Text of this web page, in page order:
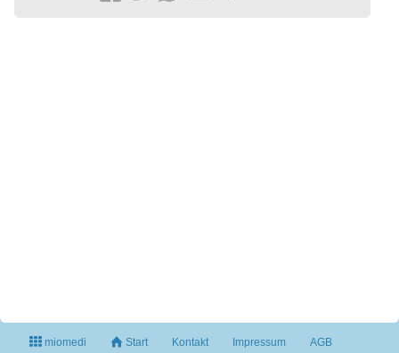
miomedi Start Kontakt Impressum AGB